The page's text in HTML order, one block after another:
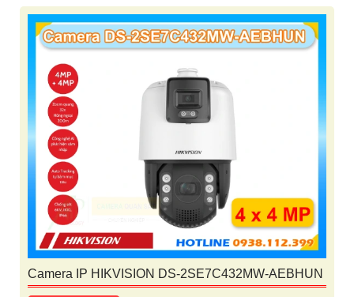
Camera IP HIKVISION DS-2SE7C432MW-AEBHUN